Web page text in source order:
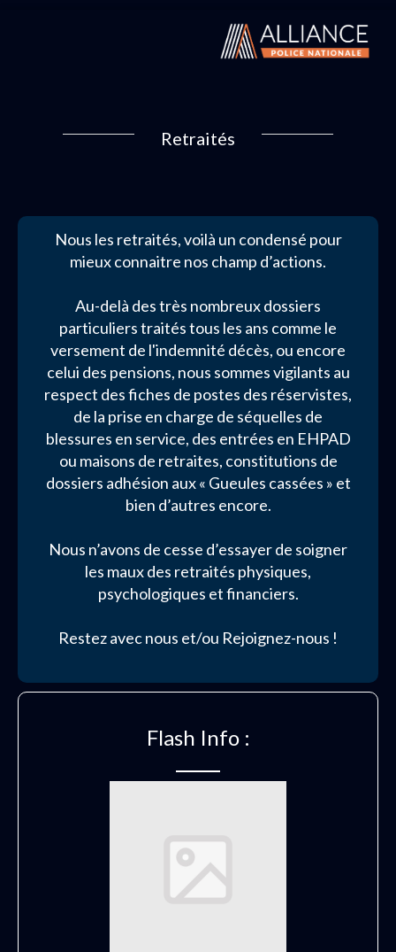
Retraités
Nous les retraités, voilà un condensé pour
mieux connaitre nos champ d’actions.
Au-delà des très nombreux dossiers
particuliers traités tous les ans comme le
versement de l'indemnité décès, ou encore
celui des pensions, nous sommes vigilants au
respect des fiches de postes des réservistes,
de la prise en charge de séquelles de
blessures en service, des entrées en EHPAD
ou maisons de retraites, constitutions de
dossiers adhésion aux « Gueules cassées » et
bien d’autres encore.
Nous n’avons de cesse d’essayer de soigner
les maux des retraités physiques,
psychologiques et financiers.
Restez avec nous et/ou Rejoignez-nous !
Flash Info :